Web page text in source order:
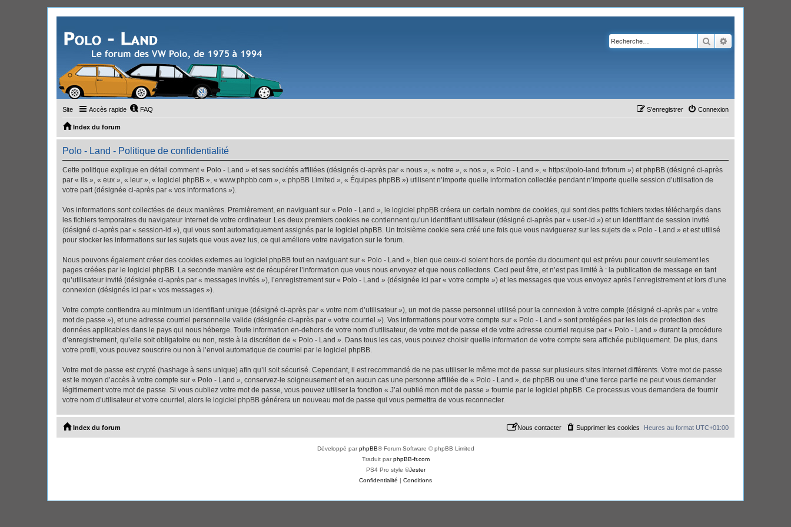
Rechercher
Site Accès rapide FAQ Connexion
S’enregistrer
Index du forum
Polo - Land - Politique de confidentialité
Cette politique explique en détail comment « Polo - Land » et ses sociétés affiliées (désignés ci-après par « nous », « notre », « nos », « Polo - Land », « https://polo-land.fr/forum ») et phpBB (désigné ci-après
par « ils », « eux », « leur », « logiciel phpBB », « www.phpbb.com », « phpBB Limited », « Équipes phpBB ») utilisent n’importe quelle information collectée pendant n’importe quelle session d’utilisation de
votre part (désignée ci-après par « vos informations »).
Vos informations sont collectées de deux manières. Premièrement, en naviguant sur « Polo - Land », le logiciel phpBB créera un certain nombre de cookies, qui sont des petits fichiers textes téléchargés dans
les fichiers temporaires du navigateur Internet de votre ordinateur. Les deux premiers cookies ne contiennent qu’un identifiant utilisateur (désigné ci-après par « user-id ») et un identifiant de session invité
(désigné ci-après par « session-id »), qui vous sont automatiquement assignés par le logiciel phpBB. Un troisième cookie sera créé une fois que vous naviguerez sur les sujets de « Polo - Land » et est utilisé
pour stocker les informations sur les sujets que vous avez lus, ce qui améliore votre navigation sur le forum.
Nous pouvons également créer des cookies externes au logiciel phpBB tout en naviguant sur « Polo - Land », bien que ceux-ci soient hors de portée du document qui est prévu pour couvrir seulement les
pages créées par le logiciel phpBB. La seconde manière est de récupérer l’information que vous nous envoyez et que nous collectons. Ceci peut être, et n’est pas limité à : la publication de message en tant
qu’utilisateur invité (désignée ci-après par « messages invités »), l’enregistrement sur « Polo - Land » (désignée ici par « votre compte ») et les messages que vous envoyez après l’enregistrement et lors d’une
connexion (désignés ici par « vos messages »).
Votre compte contiendra au minimum un identifiant unique (désigné ci-après par « votre nom d’utilisateur »), un mot de passe personnel utilisé pour la connexion à votre compte (désigné ci-après par « votre
mot de passe »), et une adresse courriel personnelle valide (désignée ci-après par « votre courriel »). Vos informations pour votre compte sur « Polo - Land » sont protégées par les lois de protection des
données applicables dans le pays qui nous héberge. Toute information en-dehors de votre nom d’utilisateur, de votre mot de passe et de votre adresse courriel requise par « Polo - Land » durant la procédure
d’enregistrement, qu’elle soit obligatoire ou non, reste à la discrétion de « Polo - Land ». Dans tous les cas, vous pouvez choisir quelle information de votre compte sera affichée publiquement. De plus, dans
votre profil, vous pouvez souscrire ou non à l’envoi automatique de courriel par le logiciel phpBB.
Votre mot de passe est crypté (hashage à sens unique) afin qu’il soit sécurisé. Cependant, il est recommandé de ne pas utiliser le même mot de passe sur plusieurs sites Internet différents. Votre mot de passe
est le moyen d’accès à votre compte sur « Polo - Land », conservez-le soigneusement et en aucun cas une personne affiliée de « Polo - Land », de phpBB ou une d’une tierce partie ne peut vous demander
légitimement votre mot de passe. Si vous oubliez votre mot de passe, vous pouvez utiliser la fonction « J’ai oublié mon mot de passe » fournie par le logiciel phpBB. Ce processus vous demandera de fournir
votre nom d’utilisateur et votre courriel, alors le logiciel phpBB générera un nouveau mot de passe qui vous permettra de vous reconnecter.
Index du forum Heures au format UTC+01:00
Supprimer les cookies
Nous contacter
Développé parphpBB® Forum Software © phpBB Limited
Traduit parphpBB-fr.com
PS4 Pro style ©Jester
Confidentialité | Conditions